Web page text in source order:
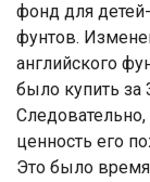
фонд для
фунтов.
английского
было купить за
ценность его
Это было